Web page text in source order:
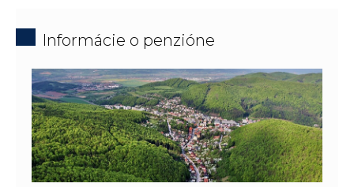
Informácie o penzióne